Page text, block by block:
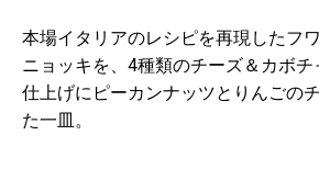
本場イタリアのレシピを再現したフ
ニョッキを、4種類のチーズ＆カボチ
仕上げにピーカンナッツとりんごの
た一皿。